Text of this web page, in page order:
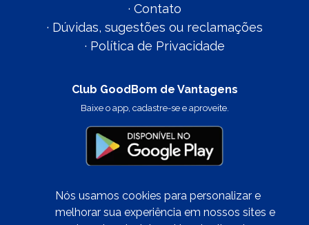
Nós usamos cookies para personalizar e
melhorar sua experiência em nossos sites e
· Contato
· Dúvidas, sugestões ou reclamações
· Política de Privacidade
Club GoodBom de Vantagens
Baixe o app, cadastre-se e aproveite.